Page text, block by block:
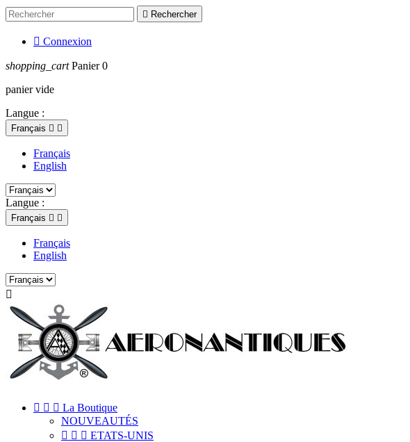
 Rechercher
 Connexion
shopping_cart Panier 0
panier vide
Langue :
Français  
Français
English
Langue :
Français  
Français
English

   La Boutique
NOUVEAUTÉS
   ETATS-UNIS